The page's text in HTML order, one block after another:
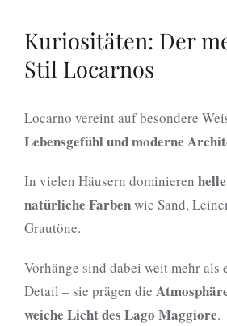
Kuriositäten: Der
Stil Locarnos
Locarno vereint auf besondere
Lebensgefühl und moderne
In vielen Häusern dominieren
natürliche Farbenwie Sand,
Grautöne.
Vorhänge sind dabei weit mehr
Detail – sie prägen die
weiche Licht des Lago Maggiore.